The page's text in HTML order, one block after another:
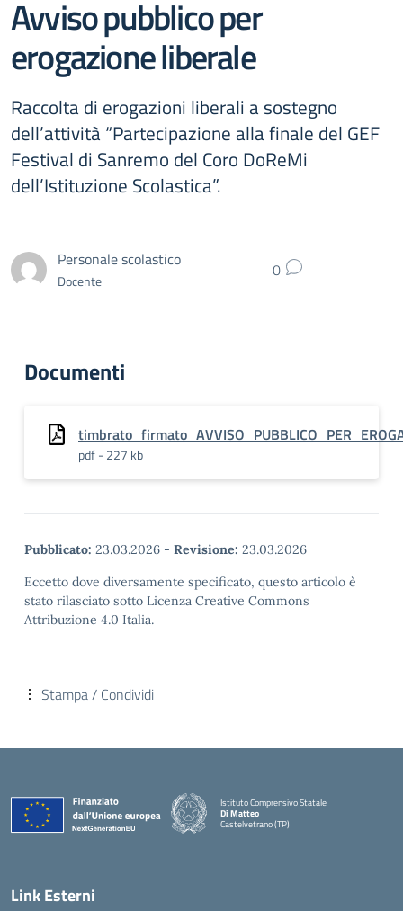
Avviso pubblico per
erogazione liberale
Raccolta di erogazioni liberali a sostegno
dell’attività “Partecipazione alla finale del GEF
Festival di Sanremo del Coro DoReMi
dell’Istituzione Scolastica”.
Personale scolastico
Docente 0
Documenti
pdf - 227 kb
Pubblicato: 23.03.2026 - Revisione: 23.03.2026
Eccetto dove diversamente specificato, questo articolo è
stato rilasciato sotto Licenza Creative Commons
Attribuzione 4.0 Italia.
Stampa / Condividi
Istituto Comprensivo Statale
Di Matteo
Castelvetrano (TP)
Link Esterni